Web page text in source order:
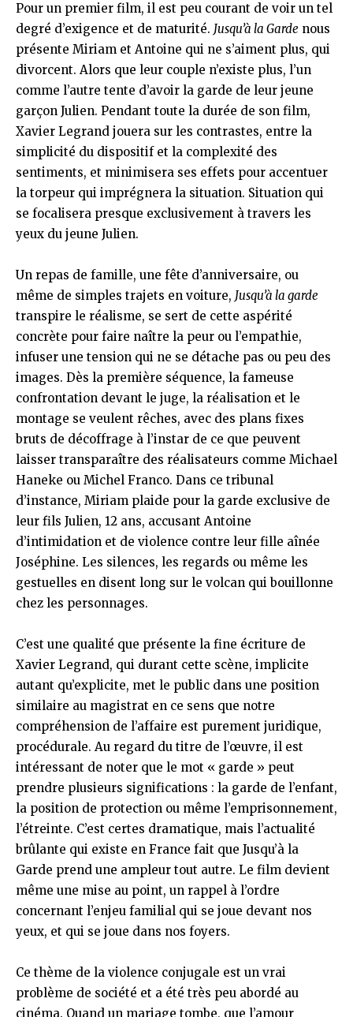
Pour un premier film, il est peu courant de voir un tel
degré d’exigence et de maturité. Jusqu’à la Garde nous
présente Miriam et Antoine qui ne s’aiment plus, qui
divorcent. Alors que leur couple n’existe plus, l’un
comme l’autre tente d’avoir la garde de leur jeune
garçon Julien. Pendant toute la durée de son film,
Xavier Legrand jouera sur les contrastes, entre la
simplicité du dispositif et la complexité des
sentiments, et minimisera ses effets pour accentuer
la torpeur qui imprégnera la situation. Situation qui
se focalisera presque exclusivement à travers les
yeux du jeune Julien.
Un repas de famille, une fête d’anniversaire, ou
même de simples trajets en voiture, Jusqu’à la garde
transpire le réalisme, se sert de cette aspérité
concrète pour faire naître la peur ou l’empathie,
infuser une tension qui ne se détache pas ou peu des
images. Dès la première séquence, la fameuse
confrontation devant le juge, la réalisation et le
montage se veulent rêches, avec des plans fixes
bruts de décoffrage à l’instar de ce que peuvent
laisser transparaître des réalisateurs comme Michael
Haneke ou Michel Franco. Dans ce tribunal
d’instance, Miriam plaide pour la garde exclusive de
leur fils Julien, 12 ans, accusant Antoine
d’intimidation et de violence contre leur fille aînée
Joséphine. Les silences, les regards ou même les
gestuelles en disent long sur le volcan qui bouillonne
chez les personnages.
C’est une qualité que présente la fine écriture de
Xavier Legrand, qui durant cette scène, implicite
autant qu’explicite, met le public dans une position
similaire au magistrat en ce sens que notre
compréhension de l’affaire est purement juridique,
procédurale. Au regard du titre de l’œuvre, il est
intéressant de noter que le mot « garde » peut
prendre plusieurs significations : la garde de l’enfant,
la position de protection ou même l’emprisonnement,
l’étreinte. C’est certes dramatique, mais l’actualité
brûlante qui existe en France fait que Jusqu’à la
Garde prend une ampleur tout autre. Le film devient
même une mise au point, un rappel à l’ordre
concernant l’enjeu familial qui se joue devant nos
yeux, et qui se joue dans nos foyers.
Ce thème de la violence conjugale est un vrai
problème de société et a été très peu abordé au
cinéma. Quand un mariage tombe, que l’amour